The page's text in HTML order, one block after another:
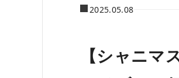
2025.05.08
【シャニマ